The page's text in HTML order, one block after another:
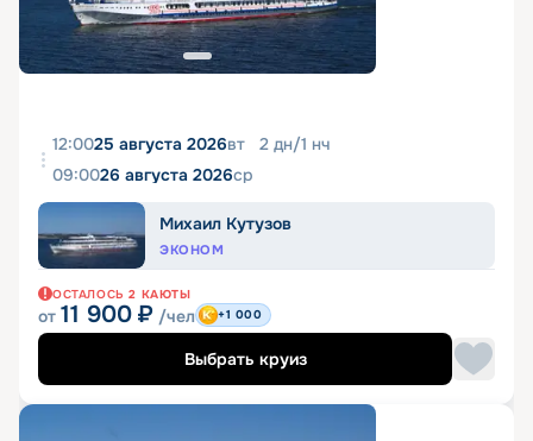
12:0025 августа 2026вт 2 дн/1 нч
09:0026 августа 2026ср
Михаил Кутузов
ЭКОНОМ
ОСТАЛОСЬ 2 КАЮТЫ
от 11 900 ₽ /чел +1 000
Выбрать круиз